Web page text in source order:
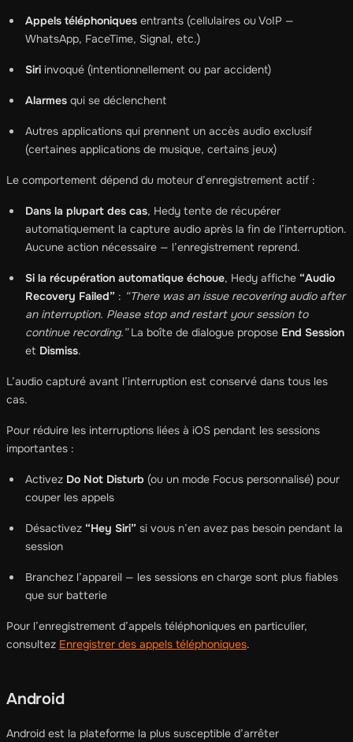
Appels téléphoniques entrants (cellulaires ou VoIP —
WhatsApp, FaceTime, Signal, etc.)
Siri invoqué (intentionnellement ou par accident)
Alarmes qui se déclenchent
Autres applications qui prennent un accès audio exclusif
(certaines applications de musique, certains jeux)
Le comportement dépend du moteur d’enregistrement actif :
Dans la plupart des cas, Hedy tente de récupérer
automatiquement la capture audio après la fin de l’interruption.
Aucune action nécessaire — l’enregistrement reprend.
Si la récupération automatique échoue, Hedy affiche “Audio
Recovery Failed” : “There was an issue recovering audio after
an interruption. Please stop and restart your session to
continue recording.”La boîte de dialogue propose End Session
et Dismiss.
L’audio capturé avant l’interruption est conservé dans tous les
cas.
Pour réduire les interruptions liées à iOS pendant les sessions
importantes :
Activez Do Not Disturb (ou un mode Focus personnalisé) pour
couper les appels
Désactivez “Hey Siri” si vous n’en avez pas besoin pendant la
session
Branchez l’appareil — les sessions en charge sont plus fiables
que sur batterie
Pour l’enregistrement d’appels téléphoniques en particulier,
consultez Enregistrer des appels téléphoniques.
Android
Android est la plateforme la plus susceptible d’arrêter